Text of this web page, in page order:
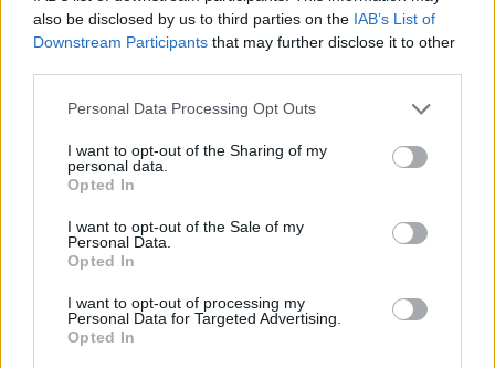
also be disclosed by us to third parties on the IAB’s List of
Downstream Participants that may further disclose it to other
Please note that this website/app uses one or more Google
not limited to your visit or usage behaviour. You may click to
grant or deny consent to Google and its third-party tags to
use your data for below specified purposes in below Google
consent section.
Personal Data Processing Opt Outs
I want to opt-out of the Sharing of my
personal data.
Opted In
I want to opt-out of the Sale of my
Personal Data.
Opted In
I want to opt-out of processing my
Personal Data for Targeted Advertising.
Opted In
Μπορεί να μην είπε το όνομα του Λευτέρη, όμως
ο χρυσός Ολυμπιονίκης των κρίκων έχει γενέθλια